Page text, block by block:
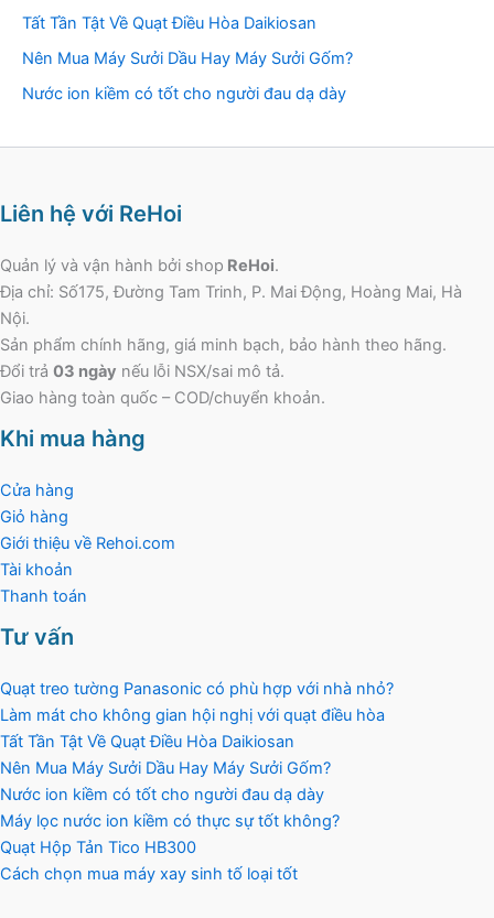
Tất Tần Tật Về Quạt Điều Hòa Daikiosan
Nên Mua Máy Sưởi Dầu Hay Máy Sưởi Gốm?
Nước ion kiềm có tốt cho người đau dạ dày
Liên hệ với ReHoi
Quản lý và vận hành bởi shop ReHoi.
Địa chỉ: Số175, Đường Tam Trinh, P. Mai Động, Hoàng Mai, Hà
Nội.
Sản phẩm chính hãng, giá minh bạch, bảo hành theo hãng.
Đổi trả 03 ngày nếu lỗi NSX/sai mô tả.
Giao hàng toàn quốc – COD/chuyển khoản.
Khi mua hàng
Cửa hàng
Giỏ hàng
Giới thiệu về Rehoi.com
Tài khoản
Thanh toán
Tư vấn
Quạt treo tường Panasonic có phù hợp với nhà nhỏ?
Làm mát cho không gian hội nghị với quạt điều hòa
Tất Tần Tật Về Quạt Điều Hòa Daikiosan
Nên Mua Máy Sưởi Dầu Hay Máy Sưởi Gốm?
Nước ion kiềm có tốt cho người đau dạ dày
Máy lọc nước ion kiềm có thực sự tốt không?
Quạt Hộp Tản Tico HB300
Cách chọn mua máy xay sinh tố loại tốt